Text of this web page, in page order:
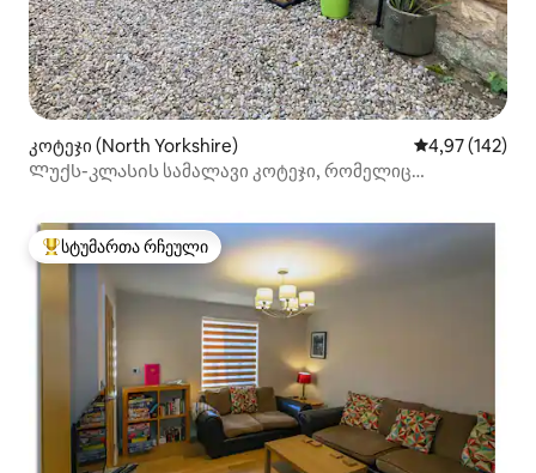
კოტეჯი (North Yorkshire) საშუალო
4,97 (142)
Ლუქს-კლასის სამალავი კოტეჯი, რომელიც
სტუმართა რჩეული მოწინავე ვარიანტი
სტუმართა რჩეული